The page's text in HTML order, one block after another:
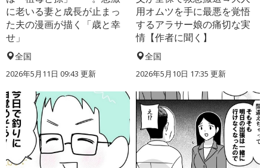
に老いる妻と成長が止まっ
た夫の漫画が描く「歳と幸
せ」
全国
2026年5月11日 09:43 更新
用オムツを手に最悪を覚悟
するアラサー娘の痛切な実
情【作者に聞く】
全国
2026年5月10日 17:35 更新